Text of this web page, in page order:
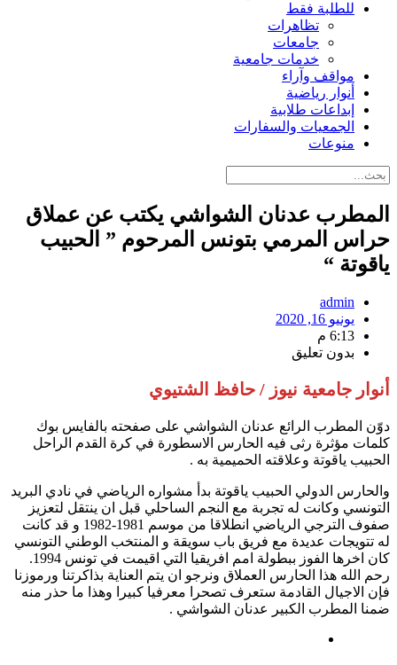
للطلبة فقط
تظاهرات
جامعات
خدمات جامعية
مواقف وآراء
أنوار رياضية
إبداعات طلابية
الجمعيات والسفارات
منوعات
المطرب عدنان الشواشي يكتب عن عملاق
حراس المرمي بتونس المرحوم ” الحبيب
ياقوتة “
admin
يونيو 16, 2020
6:13 م
بدون تعليق
أنوار جامعية نيوز / حافظ الشتيوي
دوّن المطرب الرائع عدنان الشواشي على صفحته بالفايس بوك
كلمات مؤثرة رثى فيه الحارس الاسطورة في كرة القدم الراحل
الحبيب ياقوتة وعلاقته الحميمية به .
والحارس الدولي الحبيب ياقوتة بدأ مشواره الرياضي في نادي البريد
التونسي وكانت له تجربة مع النجم الساحلي قبل ان ينتقل لتعزيز
صفوف الترجي الرياضي انطلاقا من موسم 1981-1982 و قد كانت
له تتويجات عديدة مع فريق باب سويقة و المنتخب الوطني التونسي
كان اخرها الفوز ببطولة امم افريقيا التي اقيمت في تونس 1994.
رحم الله هذا الحارس العملاق ونرجو ان يتم العناية بذاكرتنا ورموزنا
فإن الاجيال القادمة ستعرف تصحرا معرفيا كبيرا وهذا ما حذر منه
ضمنا المطرب الكبير عدنان الشواشي .